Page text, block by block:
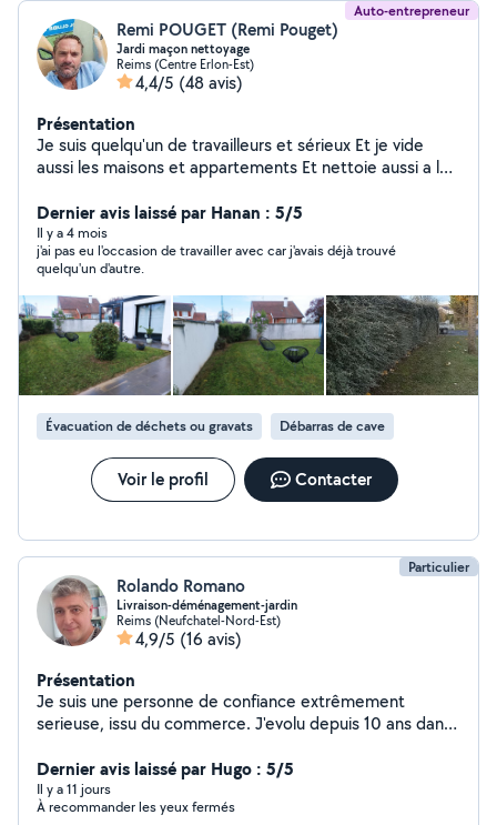
Auto-entrepreneur
Remi POUGET (Remi Pouget)
Jardi maçon nettoyage
Reims (Centre Erlon-Est)
4,4/5 (48 avis)
Présentation
Je suis quelqu'un de travailleurs et sérieux Et je vide
aussi les maisons et appartements Et nettoie aussi a l
Dernier avis laissé par Hanan : 5/5
Il y a 4 mois
j'ai pas eu l'occasion de travailler avec car j'avais déjà trouvé
quelqu'un d'autre.
Évacuation de déchets ou gravats Débarras de cave
Voir le profil Contacter
Particulier
Rolando Romano
Livraison-déménagement-jardin
Reims (Neufchatel-Nord-Est)
4,9/5 (16 avis)
Présentation
Je suis une personne de confiance extrêmement
serieuse, issu du commerce. J'evolu depuis 10 ans dans
mes nombreux loisirs et activités, ce qui m'a permis de
développer des capacités de bricolage, de jardinage, de
transport logistique, relationnelles et commerciales.
Dernier avis laissé par Hugo : 5/5
Il y a 11 jours
À recommander les yeux fermés